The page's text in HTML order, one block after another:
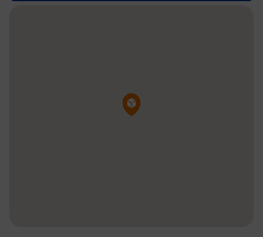
Pin de la carte